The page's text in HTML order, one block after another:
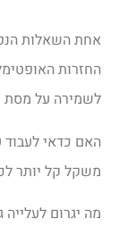
אחת השאלות
החזרות
לשמירה על מסת
משקל קל יותר
מה יגרום